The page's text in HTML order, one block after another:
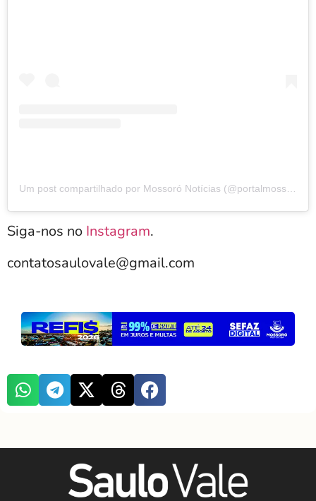
Siga-nos no Instagram.
contatosaulovale@gmail.com